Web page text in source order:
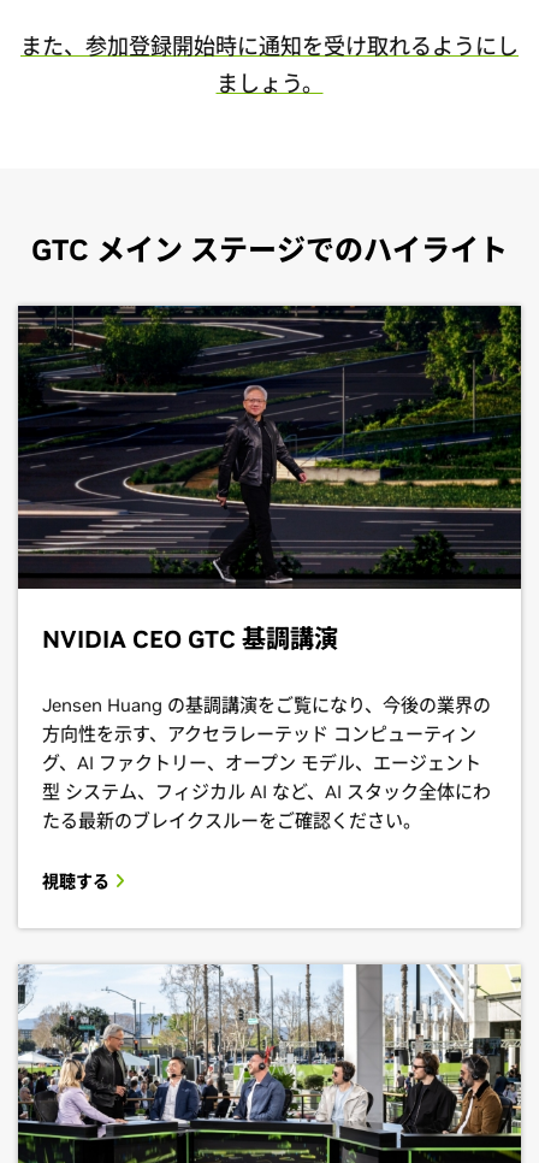
また、参加登録開始時に通知を受け取れるようにし
ましょう。
GTC メイン ステージでのハイライト
NVIDIA CEO GTC 基調講演
Jensen Huang の基調講演をご覧になり、今後の業界の
方向性を示す、アクセラレーテッド コンピューティン
グ、AI ファクトリー、オープン モデル、エージェント
型 システム、フィジカル AI など、AI スタック全体にわ
たる最新のブレイクスルーをご確認ください。
視聴する